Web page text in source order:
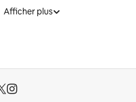
Afficher plus